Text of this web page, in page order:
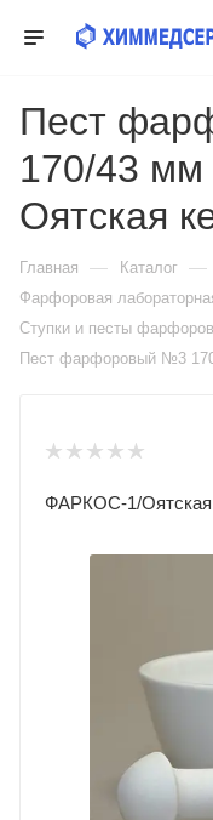
Пест
170/43
Оятская
Главная — Каталог —
Фарфоровая
Ступки и песты
Пест фарфоровый №3
ФАРКОС‐1/Оятская